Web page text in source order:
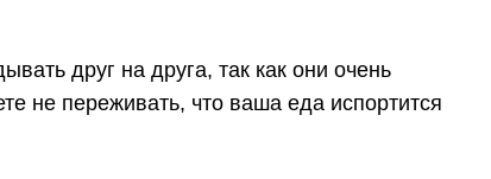
друг на друга, так как они очень
не переживать, что ваша еда испортится